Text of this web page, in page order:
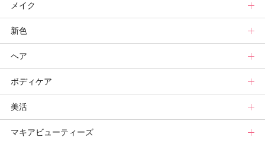
スキンケアトップ
ニュース
スキンケアまとめ
スキンケア診断
メイク
メイクトップ
ニュース
メイクまとめ
ベースメイクカタログ
メイク診断
新色
新色トップ
クリスマスコフレ
秋新色
新色コスメスウォッチ
ヘア
ヘアトップ
ニュース
ヘアカタログ
ボディケア
ボディケアトップ
ニュース
美活
美活トップ
マキアビューティーズ